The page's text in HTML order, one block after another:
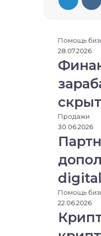
Помощь
28.07.2026
Продажи
30.06.2026
Помощь
22.06.2026